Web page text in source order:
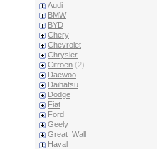
Audi
BMW
BYD
Chery
Chevrolet
Chrysler
Citroen (2)
Daewoo
Daihatsu
Dodge
Fiat
Ford
Geely
Great_Wall
Haval